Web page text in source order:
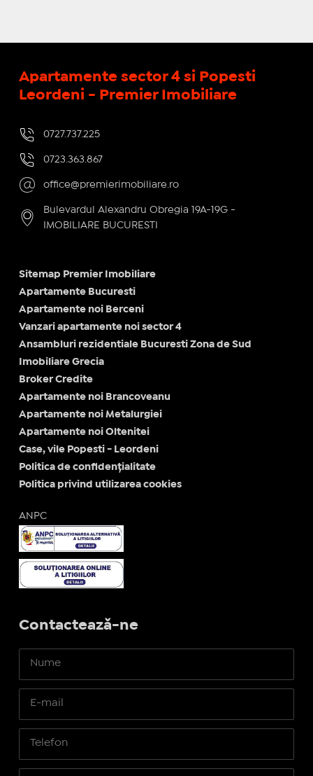
Apartamente sector 4 si Popesti
Leordeni - Premier Imobiliare
0727.737.225
0723.363.867
office@premierimobiliare.ro
Bulevardul Alexandru Obregia 19A-19G -
IMOBILIARE BUCURESTI
Sitemap Premier Imobiliare
Apartamente Bucuresti
Apartamente noi Berceni
Vanzari apartamente noi sector 4
Ansambluri rezidentiale Bucuresti Zona de Sud
Imobiliare Grecia
Broker Credite
Apartamente noi Brancoveanu
Apartamente noi Metalurgiei
Apartamente noi Oltenitei
Case, vile Popesti - Leordeni
Politica de confidențialitate
Politica privind utilizarea cookies
ANPC
Contactează-ne